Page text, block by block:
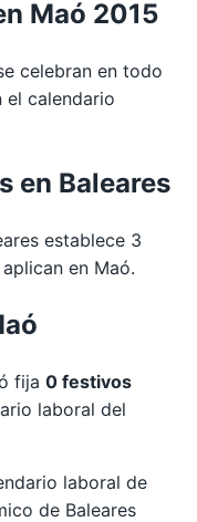
Maó 2015
celebran en todo
el calendario
en Baleares
establece 3
en Maó.
fija 0 festivos
laboral del
laboral de
de Baleares